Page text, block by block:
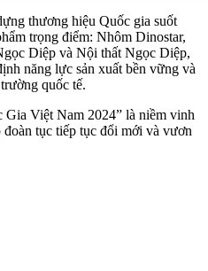
thương hiệu Quốc gia suốt
trọng điểm: Nhôm Dinostar,
Diệp và Nội thất Ngọc Diệp,
năng lực sản xuất bền vững và
quốc tế.
Việt Nam 2024” là niềm vinh
tục tiếp tục đổi mới và vươn